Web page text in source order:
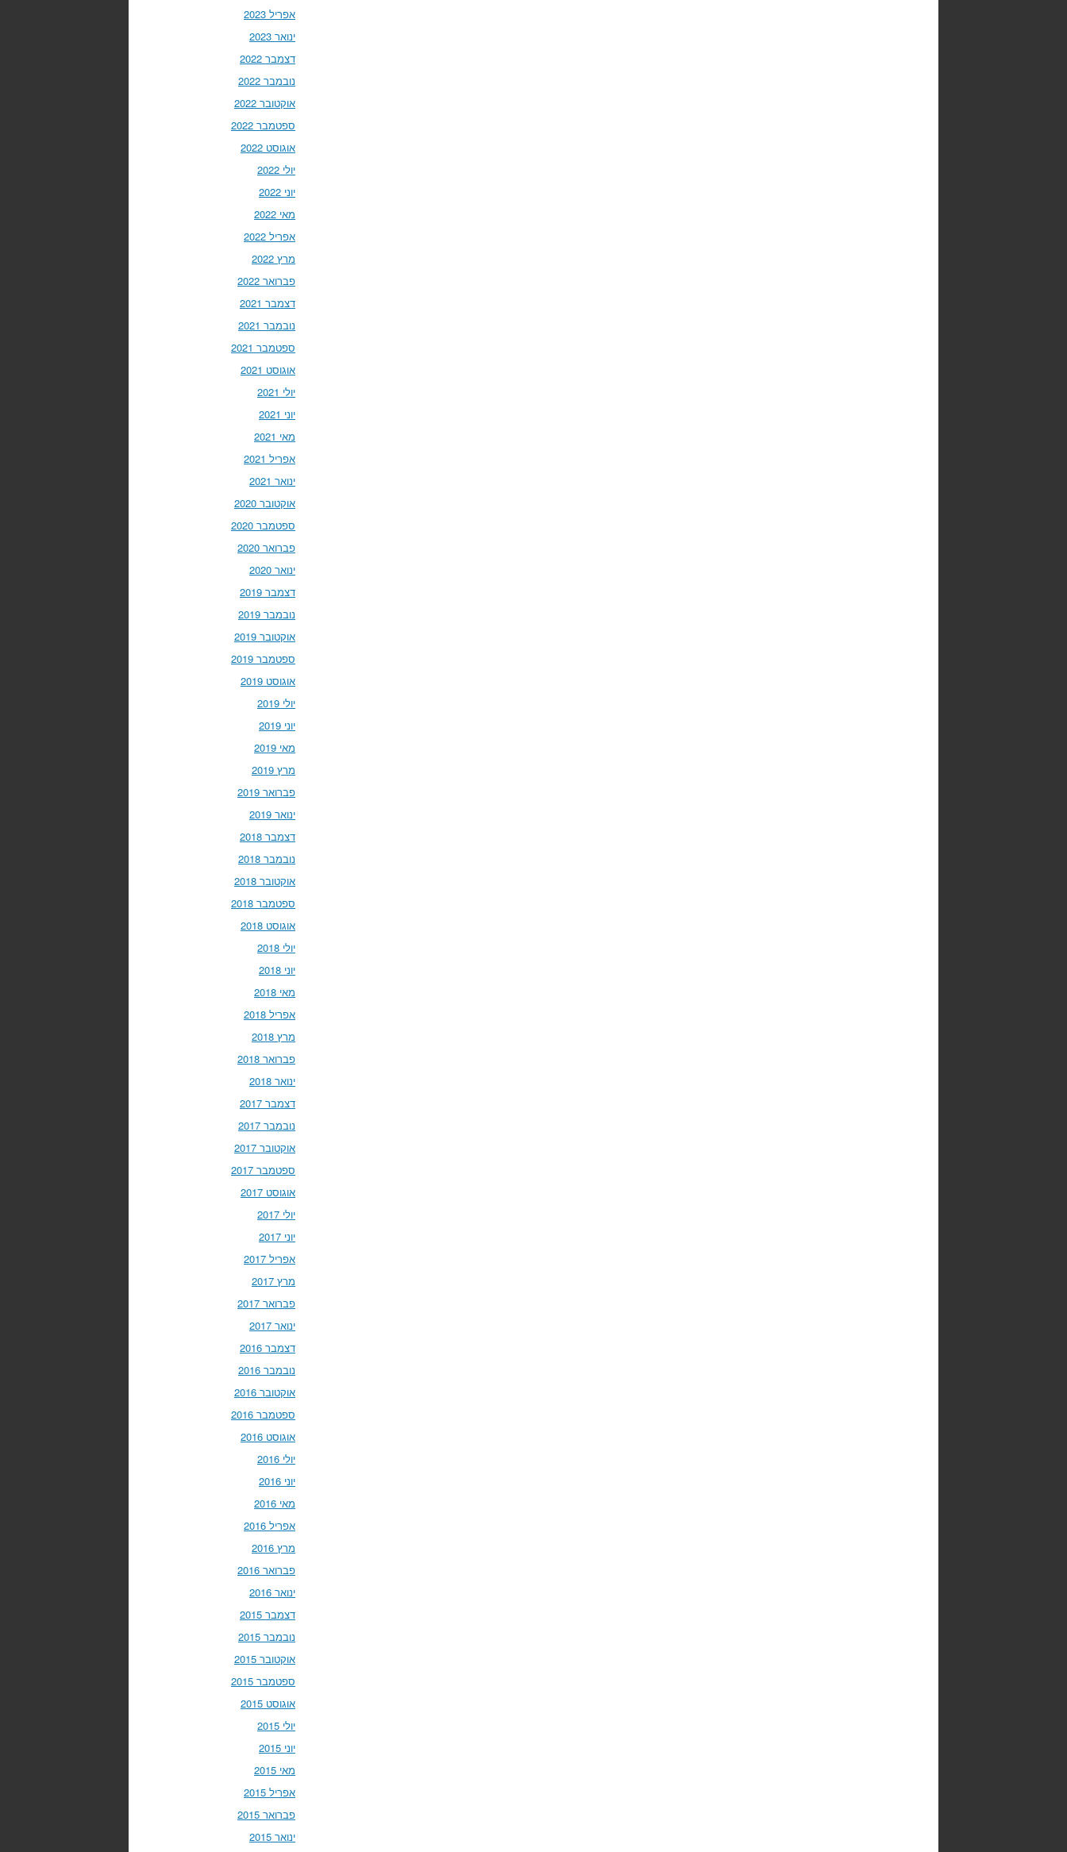
אפריל 2023
ינואר 2023
דצמבר 2022
נובמבר 2022
אוקטובר 2022
ספטמבר 2022
אוגוסט 2022
יולי 2022
יוני 2022
מאי 2022
אפריל 2022
מרץ 2022
פברואר 2022
דצמבר 2021
נובמבר 2021
ספטמבר 2021
אוגוסט 2021
יולי 2021
יוני 2021
מאי 2021
אפריל 2021
ינואר 2021
אוקטובר 2020
ספטמבר 2020
פברואר 2020
ינואר 2020
דצמבר 2019
נובמבר 2019
אוקטובר 2019
ספטמבר 2019
אוגוסט 2019
יולי 2019
יוני 2019
מאי 2019
מרץ 2019
פברואר 2019
ינואר 2019
דצמבר 2018
נובמבר 2018
אוקטובר 2018
ספטמבר 2018
אוגוסט 2018
יולי 2018
יוני 2018
מאי 2018
אפריל 2018
מרץ 2018
פברואר 2018
ינואר 2018
דצמבר 2017
נובמבר 2017
אוקטובר 2017
ספטמבר 2017
אוגוסט 2017
יולי 2017
יוני 2017
אפריל 2017
מרץ 2017
פברואר 2017
ינואר 2017
דצמבר 2016
נובמבר 2016
אוקטובר 2016
ספטמבר 2016
אוגוסט 2016
יולי 2016
יוני 2016
מאי 2016
אפריל 2016
מרץ 2016
פברואר 2016
ינואר 2016
דצמבר 2015
נובמבר 2015
אוקטובר 2015
ספטמבר 2015
אוגוסט 2015
יולי 2015
יוני 2015
מאי 2015
אפריל 2015
פברואר 2015
ינואר 2015